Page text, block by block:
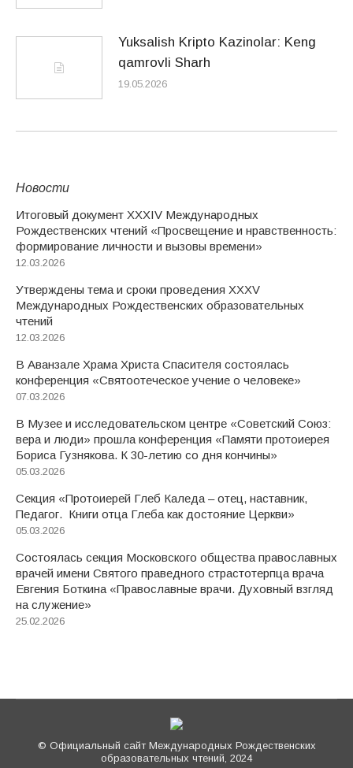
Yuksalish Kripto Kazinolar: Keng
qamrovli Sharh
19.05.2026
Новости
Итоговый документ XXХIV Международных
Рождественских чтений «Просвещение и нравственность:
формирование личности и вызовы времени»
12.03.2026
Утверждены тема и сроки проведения XXXV
Международных Рождественских образовательных
чтений
12.03.2026
В Аванзале Храма Христа Спасителя состоялась
конференция «Святоотеческое учение о человеке»
07.03.2026
В Музее и исследовательском центре «Советский Союз:
вера и люди» прошла конференция «Памяти протоиерея
Бориса Гузнякова. К 30-летию со дня кончины»
05.03.2026
Секция «Протоиерей Глеб Каледа – отец, наставник,
Педагог. Книги отца Глеба как достояние Церкви»
05.03.2026
Состоялась секция Московского общества православных
врачей имени Святого праведного страстотерпца врача
Евгения Боткина «Православные врачи. Духовный взгляд
на служение»
25.02.2026
© Официальный сайт Международных Рождественских
образовательных чтений, 2024